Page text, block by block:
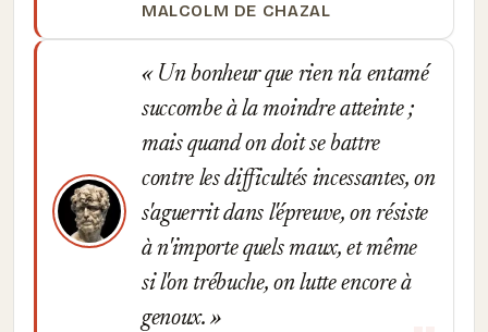
MALCOLM DE CHAZAL
Un bonheur que rien n'a entamé
succombe à la moindre atteinte ;
mais quand on doit se battre
contre les difficultés incessantes, on
s'aguerrit dans l'épreuve, on résiste
à n'importe quels maux, et même
si l'on trébuche, on lutte encore à
genoux.